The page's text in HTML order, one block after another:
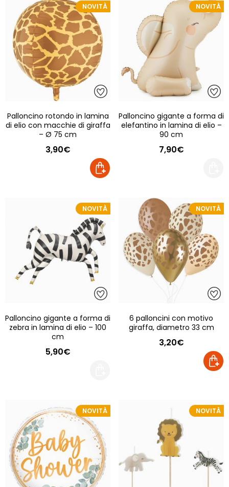
NOVITÀ
Palloncino rotondo in lamina
di elio con macchie di giraffa
– Ø 75 cm
3,90€
NOVITÀ
Palloncino gigante a forma di
elefantino in lamina di elio –
90 cm
7,90€
NOVITÀ
Palloncino gigante a forma di
zebra in lamina di elio – 100
cm
5,90€
NOVITÀ
6 palloncini con motivo
giraffa, diametro 33 cm
3,20€
NOVITÀ NOVITÀ